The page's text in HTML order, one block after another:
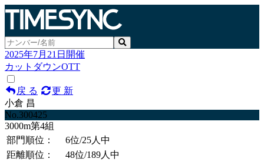
2025年7月21日開催
カットダウンOTT
戻 る
更 新
小倉 昌
No.300425
3000m第4組
部門順位：
6位/25人中
距離順位：
48位/189人中